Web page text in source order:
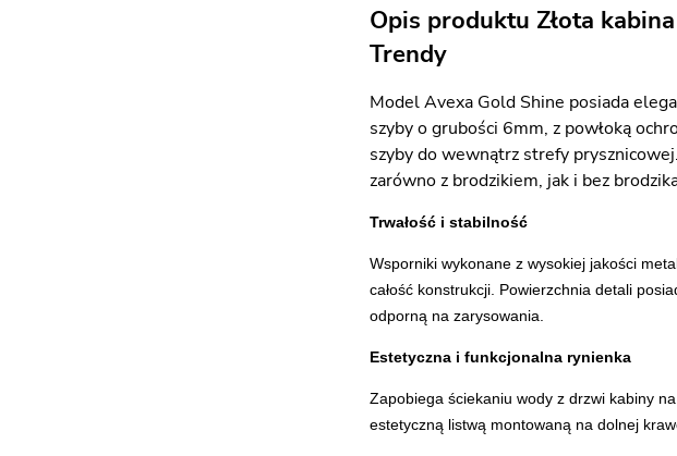
Opis produktu Złota
Trendy
Model Avexa Gold Shine posiada
szyby o grubości 6mm, z powłoką
szyby do wewnątrz strefy
zarówno z brodzikiem, jak i bez
Trwałość i stabilność
Wsporniki wykonane z wysokiej jakości
całość konstrukcji. Powierzchnia detali
odporną na zarysowania.
Estetyczna i funkcjonalna rynienka
Zapobiega ściekaniu wody z drzwi kabiny
estetyczną listwą montowaną na dolnej